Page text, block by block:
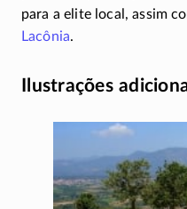
para a elite local, assim
Lacônia.
Ilustrações